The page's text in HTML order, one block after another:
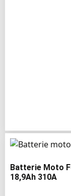
Batterie Moto
18,9Ah 310A